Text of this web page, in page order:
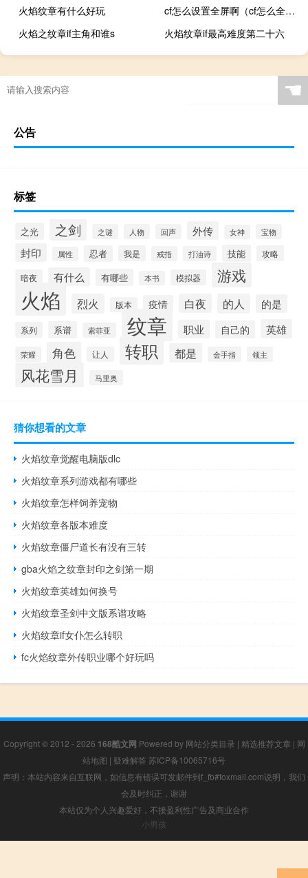
火焰纹章有什么好玩
cf怎么设置全屏啊（cf怎么全屏）
火焰之纹章if主角和谁s
火焰纹章if最高难度第二十六
☚
公告
标签
之光 之剑 之谜 人物 回声 外传 女神 宝物
封印 属性 忍者 我是 戒指 打油诗 技能 攻略
暗夜 有什么 有哪些 本书 模拟器 游戏
火焰 烈火 版本 疫情 白夜 的人 的是
系列 系谱 索菲亚 纹章 职业 自己的 英雄
荣耀 角色 让人 转职 都是 金手指 领主
风花雪月 马里奥
猜你想看的文章
火焰纹章觉醒电脑版dlc
火焰纹章系列游戏都有哪些
火焰纹章怎样饲养宠物
火焰纹章各版本难度
火焰纹章僵尸道长有没有三转
gba火焰之纹章封印之剑第一期
火焰纹章英雄如何换号
火焰纹章圣剑中文版系谱攻略
火焰纹章if女仆怎么转职
fc火焰纹章外传职业哪个好玩吗
Copyright © 2012 - 2026 168酷文网 Powered by 网站分类目录 | 精选推荐文章 | 网
站地图 | 疑难解答 苏ICP备10065716号
声明：本站内容来自互联网，如信息有错误可发邮件到f_fb#foxmail.com说明，我们
会及时纠正，谢谢
本站仅为个人兴趣爱好，不接盈利性广告及商业合作
小男孩